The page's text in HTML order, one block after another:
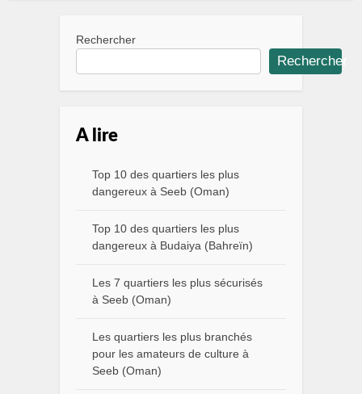
Rechercher
Rechercher
A lire
Top 10 des quartiers les plus
dangereux à Seeb (Oman)
Top 10 des quartiers les plus
dangereux à Budaiya (Bahreïn)
Les 7 quartiers les plus sécurisés
à Seeb (Oman)
Les quartiers les plus branchés
pour les amateurs de culture à
Seeb (Oman)